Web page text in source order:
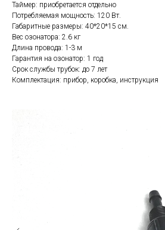
Таймер: приобретается отдельно
Потребляемая мощность: 120 Вт.
Габаритные размеры: 40*20*15 см.
Вес озонатора: 2.6 кг
Длина провода: 1-3 м
Гарантия на озонатор: 1 год
Срок службы трубок: до 7 лет
Комплектация: прибор, коробка, инструкция